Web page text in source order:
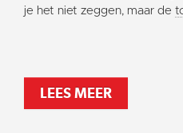
Steun ons
je het niet zeggen, maar de
LEES MEER